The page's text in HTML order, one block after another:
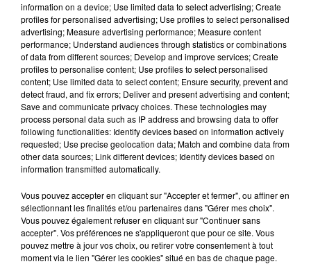
Lecture (1 min 14 sec)
100%
100% Radio l'agenda du Comminges
18 janvier 2024 - 1 min 14 sec
L'AGENDA DU COMMINGES DU 18/01/2024 À
06H46
information on a device; Use limited data to select advertising; Create
profiles for personalised advertising; Use profiles to select personalised
advertising; Measure advertising performance; Measure content
performance; Understand audiences through statistics or combinations
of data from different sources; Develop and improve services; Create
profiles to personalise content; Use profiles to select personalised
content; Use limited data to select content; Ensure security, prevent and
detect fraud, and fix errors; Deliver and present advertising and content;
Save and communicate privacy choices. These technologies may
process personal data such as IP address and browsing data to offer
following functionalities: Identify devices based on information actively
requested; Use precise geolocation data; Match and combine data from
other data sources; Link different devices; Identify devices based on
information transmitted automatically.
Vous pouvez accepter en cliquant sur "Accepter et fermer", ou affiner en
sélectionnant les finalités et/ou partenaires dans "Gérer mes choix".
Vous pouvez également refuser en cliquant sur "Continuer sans
accepter". Vos préférences ne s'appliqueront que pour ce site. Vous
pouvez mettre à jour vos choix, ou retirer votre consentement à tout
moment via le lien "Gérer les cookies" situé en bas de chaque page.